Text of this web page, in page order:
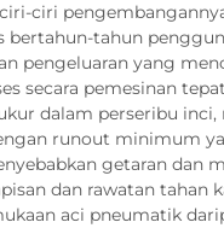
ciri
bertahun-tahun
pengeluaran yang
secara pemesinan
dalam perseribu
runout minimum
getaran dan
dan rawatan tahan
aci pneumatik